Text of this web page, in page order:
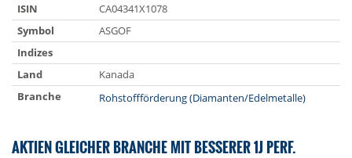
ISIN
CA04341X1078
Symbol
ASGOF
Indizes
Land
Kanada
Branche
Rohstoffförderung (Diamanten/Edelmetalle)
AKTIEN GLEICHER BRANCHE MIT BESSERER 1J PERF.